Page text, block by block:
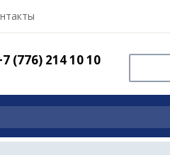
(776) 214 10 10